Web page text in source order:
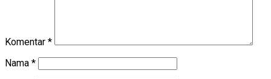
Komentar *
Nama *